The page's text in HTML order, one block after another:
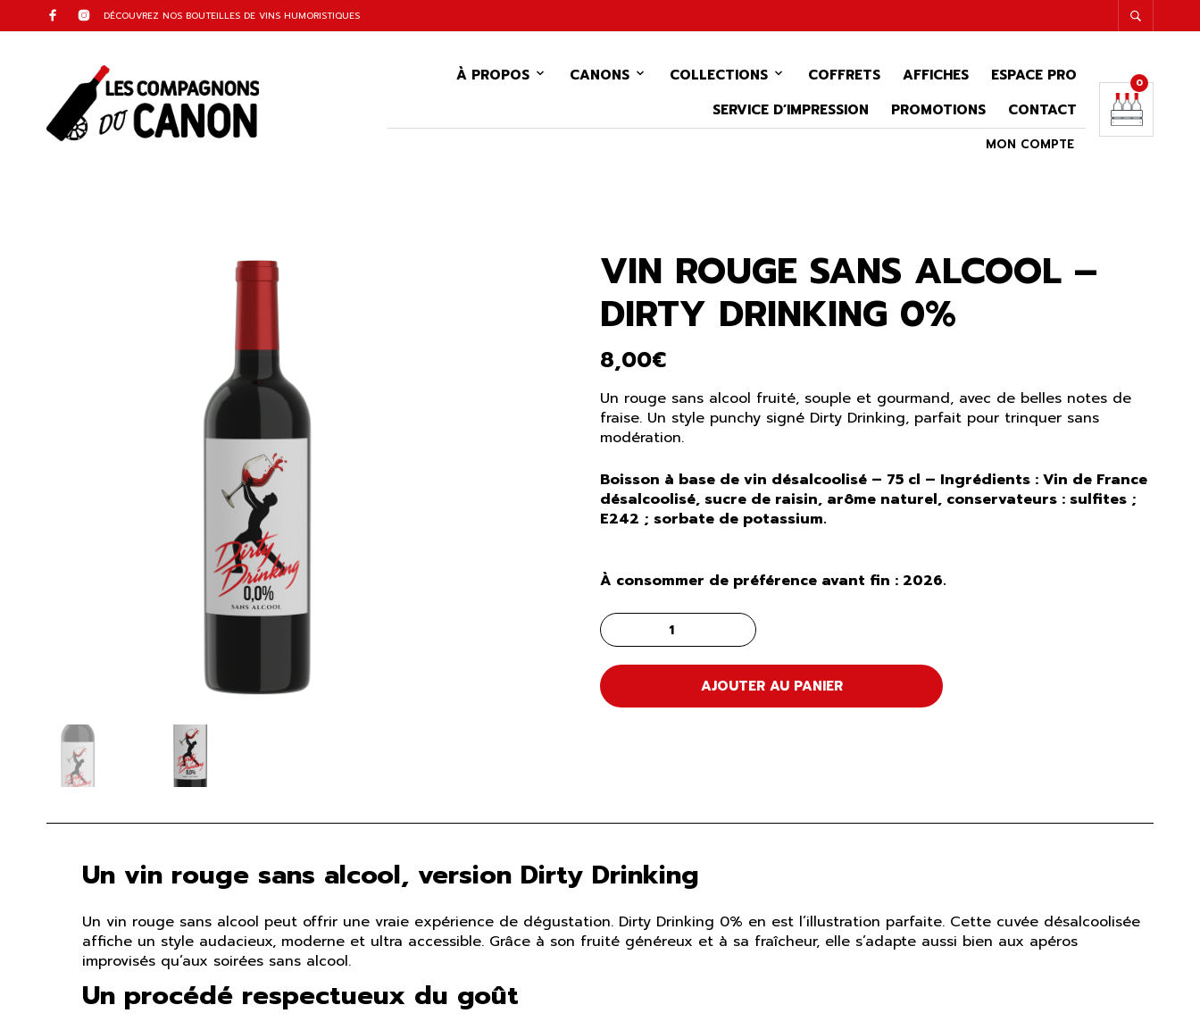
DÉCOUVREZ NOS BOUTEILLES DE VINS HUMORISTIQUES
À PROPOS CANONS COLLECTIONS COFFRETS AFFICHES
ESPACE PRO
SERVICE D’IMPRESSION
PROMOTIONS CONTACT
MON COMPTE
0
VIN ROUGE SANS ALCOOL –
DIRTY DRINKING 0%
8,00€
Un rouge sans alcool fruité, souple et gourmand, avec de belles notes de
fraise. Un style punchy signé Dirty Drinking, parfait pour trinquer sans
modération.
Boisson à base de vin désalcoolisé – 75 cl – Ingrédients : Vin de France
désalcoolisé, sucre de raisin, arôme naturel, conservateurs : sulfites ;
E242 ; sorbate de potassium.
À consommer de préférence avant fin : 2026.
AJOUTER AU PANIER
Un vin rouge sans alcool, version Dirty Drinking
Un vin rouge sans alcool peut offrir une vraie expérience de dégustation. Dirty Drinking 0% en est l’illustration parfaite. Cette cuvée désalcoolisée
affiche un style audacieux, moderne et ultra accessible. Grâce à son fruité généreux et à sa fraîcheur, elle s’adapte aussi bien aux apéros
improvisés qu’aux soirées sans alcool.
Un procédé respectueux du goût